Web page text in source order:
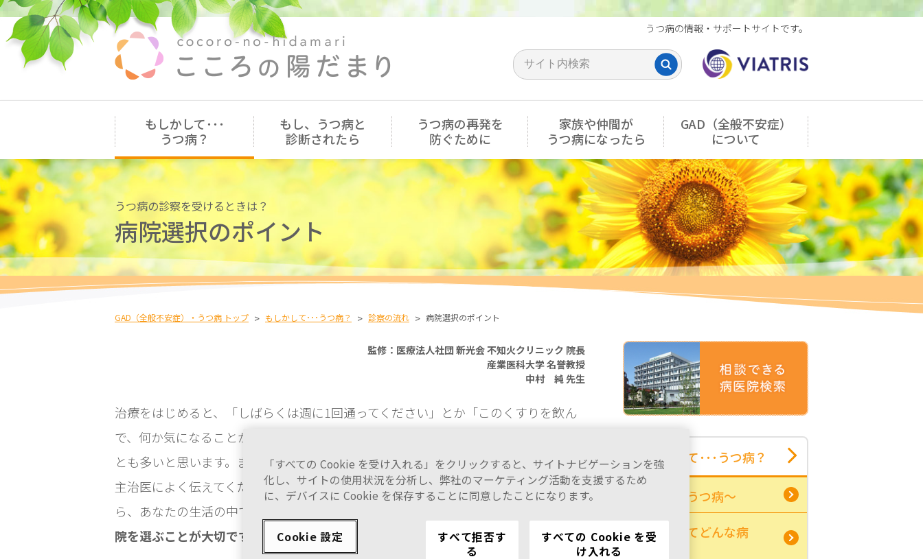
うつ病の情報・サポートサイトです。
もしかして･･･
うつ病？
もし、うつ病と
診断されたら
うつ病の再発を
防ぐために
家族や仲間が
うつ病になったら
GAD（全般不安症）
について
うつ病の診察を受けるときは？
病院選択のポイント
GAD（全般不安症）・うつ病 トップ > もしかして･･･うつ病？ > 診察の流れ > 病院選択のポイント
監修：医療法人社団 新光会 不知火クリニック 院長
産業医科大学 名誉教授
中村 純 先生
治療をはじめると、「しばらくは週に1回通ってください」とか「このくすりを飲ん
で、何か気になることがあれば、すぐに相談にいらしてください」などといわれるこ
とも多いと思います。また、自分自身で病気の原因と考えていることなどがあれば、
主治医によく伝えてください。治療にはそれなりの時間がかかることもありますか
ら、あなたの生活の中で、
院を選ぶことが大切です。
もしかして･･･うつ病？
教えて～うつ病～
うつ病ってどんな病
気？
「すべての Cookie を受け入れる」をクリックすると、サイトナビゲーションを強
化し、サイトの使用状況を分析し、弊社のマーケティング活動を支援するため
に、デバイスに Cookie を保存することに同意したことになります。
Cookie 設定
すべて拒否す
る
すべての Cookie を受
け入れる